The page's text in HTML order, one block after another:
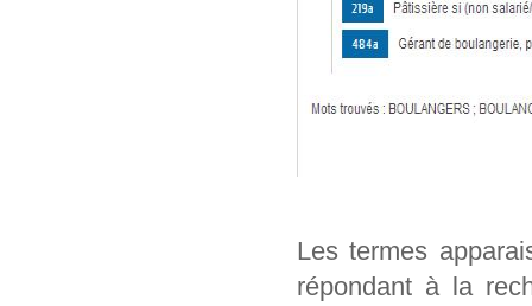
Les termes
répondant à la